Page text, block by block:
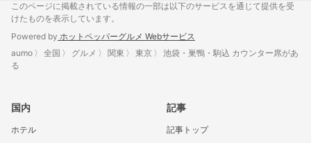
このページに掲載されている情報の一部は以下のサービスを通じて提供を受
けたものを表示しています。
Powered by ホットペッパーグルメ Webサービス
aumo
全国 グルメ 関東 東京
池袋・巣鴨・駒込 カウンター席があ
る
国内
ホテル
記事
記事トップ